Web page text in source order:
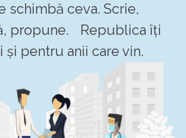
schimbă ceva. Scrie,
propune. Republica îți
și pentru anii care vin.